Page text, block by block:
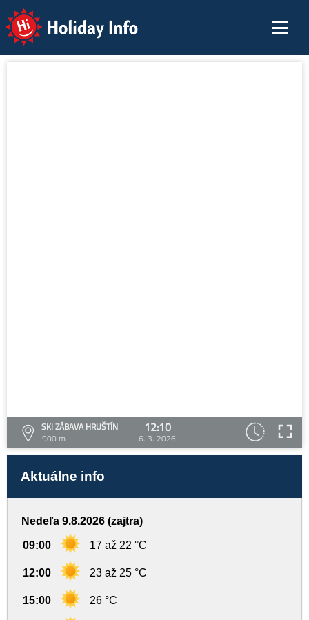
Holiday Info
SKI ZÁBAVA HRUŠTÍN
900 m
12:10
6. 3. 2026
Aktuálne info
Nedeľa 9.8.2026 (zajtra)
09:00 17 až 22 °C
12:00 23 až 25 °C
15:00 26 °C